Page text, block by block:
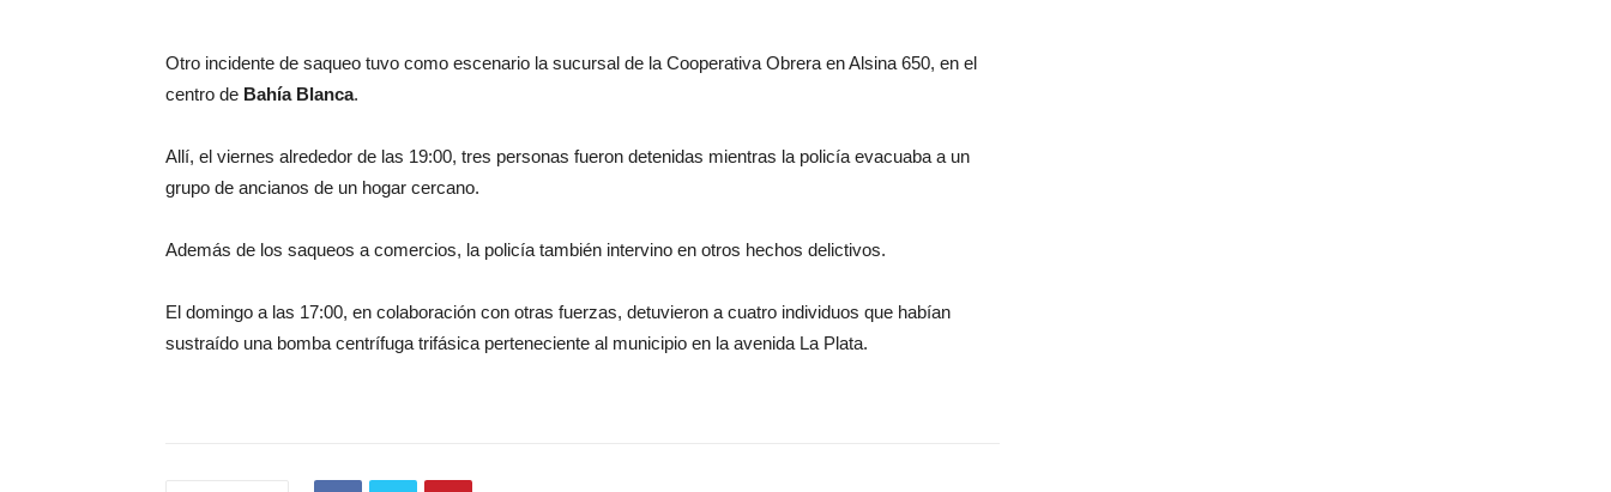
Otro incidente de saqueo tuvo como escenario la sucursal de la Cooperativa Obrera en Alsina 650, en el
centro de Bahía Blanca.
Allí, el viernes alrededor de las 19:00, tres personas fueron detenidas mientras la policía evacuaba a un
grupo de ancianos de un hogar cercano.
Además de los saqueos a comercios, la policía también intervino en otros hechos delictivos.
El domingo a las 17:00, en colaboración con otras fuerzas, detuvieron a cuatro individuos que habían
sustraído una bomba centrífuga trifásica perteneciente al municipio en la avenida La Plata.